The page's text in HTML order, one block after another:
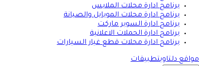
برنامج ادارة محلات الملابس
برنامج ادارة محلات الموبايل والصيانة
برنامج ادارة السوبر ماركت
برنامج ادارة الحملات الاعلانية
برنامج ادارة محلات قطع غيار السيارات
مواقع دلتاويتطبيقات